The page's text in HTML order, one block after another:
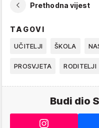
Prethodna vijest
TAGOVI
UČITELJI ŠKOLA
PROSVJETA RODITELJI
Budi dio